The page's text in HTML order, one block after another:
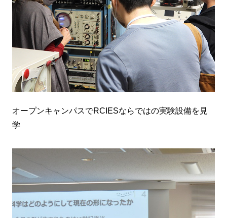
オープンキャンパスでRCIESならではの実験設備を見
学